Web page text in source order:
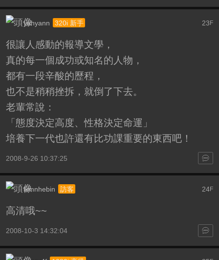
23 F
yuhyann 320i 新手
很讓人感動的報導文學，
真的每一個成功或知名的人物，
都有一段辛酸的歷程，
也不是稍稍挫拆，就倒了下去。
老輩常說：
「態度決定高度、性格決定命運」
培養下一代也許還有比功課重要的東西吧！
2008-9-26 10:37:25
24F
lkmnhebin 訪客
高清哦~~
2008-10-3 14:32:04